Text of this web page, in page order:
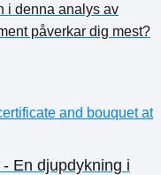
i denna analys av
påverkar dig mest?
En djupdykning i